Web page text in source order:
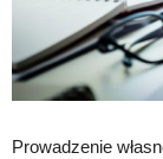
Prowadzenie